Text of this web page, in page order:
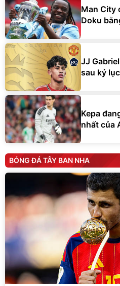
Man City
Doku
JJ
sau kỷ
Kepa
nhất của
BÓNG ĐÁ TÂY BAN NHA